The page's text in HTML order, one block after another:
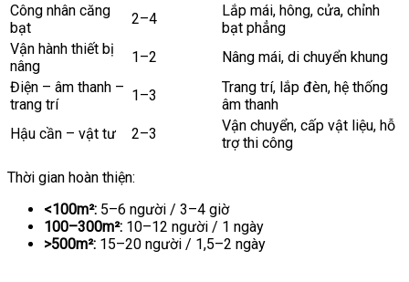
Công nhân căng
bạt
2–4
Lắp mái, hông, cửa, chỉnh
bạt phẳng
Vận hành thiết bị
nâng
1–2
Nâng mái, di chuyển khung
Điện – âm thanh –
trang trí
1–3
Trang trí, lắp đèn, hệ thống
âm thanh
Hậu cần – vật tư
2–3
Vận chuyển, cấp vật liệu, hỗ
trợ thi công
Thời gian hoàn thiện:
<100m²: 5–6 người / 3–4 giờ
100–300m²: 10–12 người / 1 ngày
>500m²: 15–20 người / 1,5–2 ngày